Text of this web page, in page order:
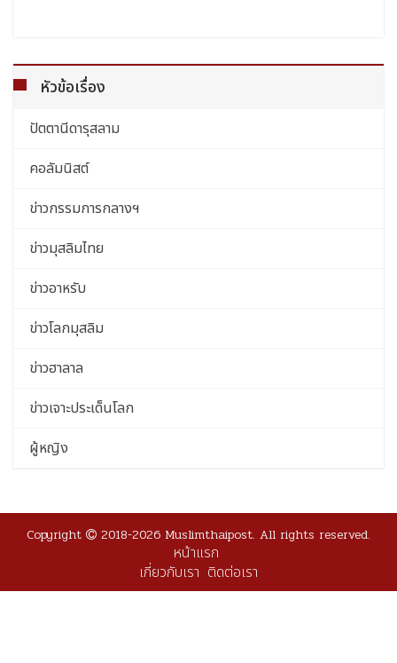
หัวข้อเรื่อง
ปัตตานีดารุสลาม
คอลัมนิสต์
ข่าวกรรมการกลางฯ
ข่าวมุสลิมไทย
ข่าวอาหรับ
ข่าวโลกมุสลิม
ข่าวฮาลาล
ข่าวเจาะประเด็นโลก
ผู้หญิง